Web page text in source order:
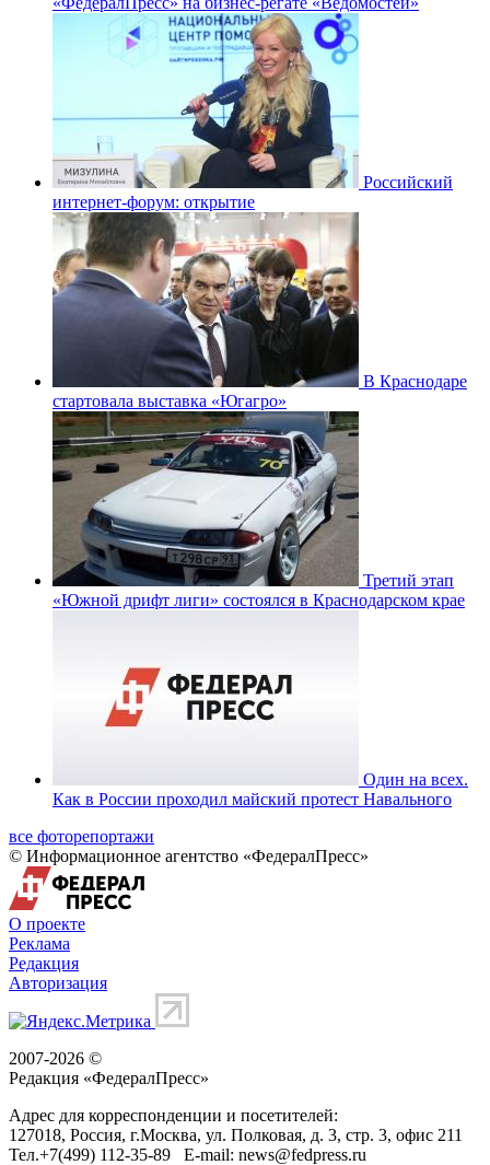
Российский
интернет-форум: открытие
В Краснодаре
стартовала выставка «Югагро»
Третий этап
«Южной дрифт лиги» состоялся в Краснодарском крае
Один на всех.
Как в России проходил майский протест Навального
все фоторепортажи
© Информационное агентство «ФедералПресс»
О проекте
Реклама
Редакция
Авторизация
2007-2026 ©
Редакция «ФедералПресс»
Адрес для корреспонденции и посетителей:
127018, Россия, г.Москва, ул. Полковая, д. 3, стр. 3, офис 211
Тел.+7(499) 112-35-89 E-mail: news@fedpress.ru